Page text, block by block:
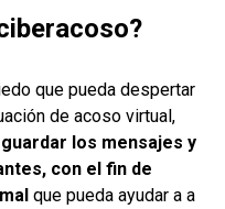
que pueda despertar
de acoso virtual,
los mensajes y
con el fin de
que pueda ayudar a a